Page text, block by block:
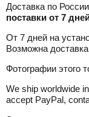
Доставка по
поставки от 7
От 7 дней на
Возможна
Фотографии этого
We ship worldwide
accept PayPal,